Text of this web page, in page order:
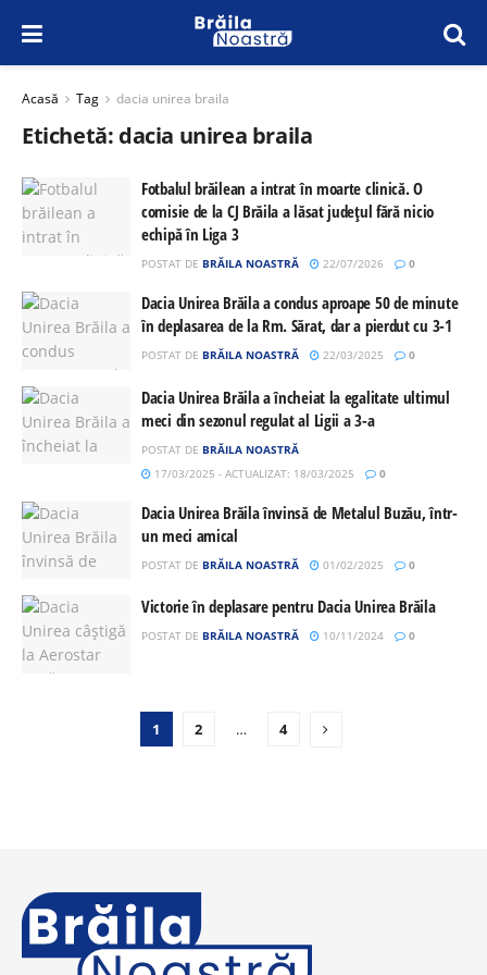
Acasă Tag dacia unirea braila
Etichetă: dacia unirea braila
Fotbalul brăilean a intrat în moarte clinică. O
comisie de la CJ Brăila a lăsat județul fără nicio
echipă în Liga 3
POSTAT DE BRĂILA NOASTRĂ 22/07/2026 0
Dacia Unirea Brăila a condus aproape 50 de minute
în deplasarea de la Rm. Sărat, dar a pierdut cu 3-1
POSTAT DE BRĂILA NOASTRĂ 22/03/2025 0
Dacia Unirea Brăila a încheiat la egalitate ultimul
meci din sezonul regulat al Ligii a 3-a
POSTAT DE BRĂILA NOASTRĂ
17/03/2025 - ACTUALIZAT: 18/03/2025
0
Dacia Unirea Brăila învinsă de Metalul Buzău, într-
un meci amical
POSTAT DE BRĂILA NOASTRĂ 01/02/2025 0
Victorie în deplasare pentru Dacia Unirea Brăila
POSTAT DE BRĂILA NOASTRĂ 10/11/2024 0
1 2 … 4